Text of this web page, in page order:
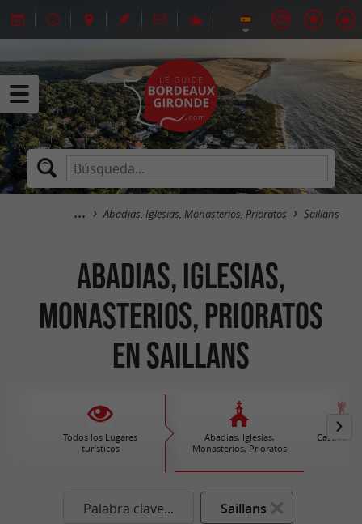
Abadias, Iglesias, Monasterios, Prioratos Saillans
Abadias, Iglesias,
Monasterios, Prioratos
en Saillans
Todos los Lugares
turísticos
Abadias, Iglesias,
Monasterios, Prioratos
Castillos /
Palabra clave... Saillans